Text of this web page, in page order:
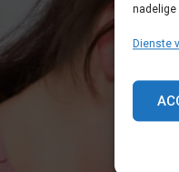
nadelige
Dienste